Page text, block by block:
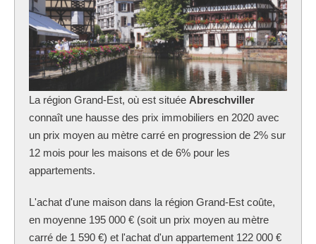
La région Grand-Est, où est située Abreschviller
connaît une hausse des prix immobiliers en 2020 avec
un prix moyen au mètre carré en progression de 2% sur
12 mois pour les maisons et de 6% pour les
appartements.
L'achat d'une maison dans la région Grand-Est coûte,
en moyenne 195 000 € (soit un prix moyen au mètre
carré de 1 590 €) et l'achat d'un appartement 122 000 €